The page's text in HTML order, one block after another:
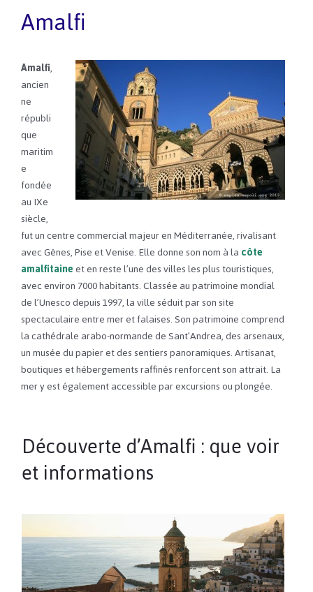
Amalfi
Amalfi,
ancien
ne
républi
que
maritim
e
fondée
au IXe
siècle,
fut un centre commercial majeur en Méditerranée, rivalisant
avec Gênes, Pise et Venise. Elle donne son nom à lacôte
amalfitaineet en reste l’une des villes les plus touristiques,
avec environ 7000 habitants. Classée au patrimoine mondial
de l’Unesco depuis 1997, la ville séduit par son site
spectaculaire entre mer et falaises. Son patrimoine comprend
la cathédrale arabo-normande de Sant’Andrea, des arsenaux,
un musée du papier et des sentiers panoramiques. Artisanat,
boutiques et hébergements raffinés renforcent son attrait. La
mer y est également accessible par excursions ou plongée.
Découverte d’Amalfi : que voir
et informations